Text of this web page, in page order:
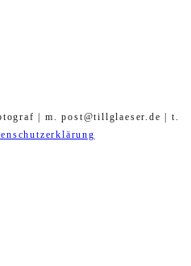
| m. post@tillglaeser.de | t.